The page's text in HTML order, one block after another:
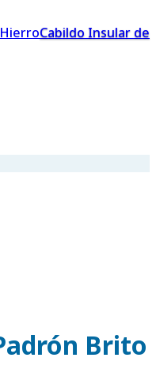
Cabildo Insular de
Brito